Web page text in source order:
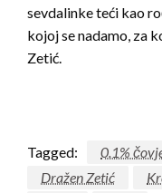
sevdalinke teći kao
kojoj se nadamo, za
Zetić.
Tagged: 0.1%
Dražen Zetić